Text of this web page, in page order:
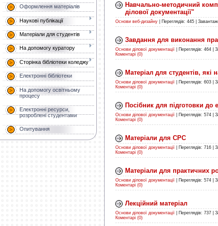
Оформлення матеріалів
Наукові публікації
Матеріали для студентів
На допомогу куратору
Сторінка бібліотеки коледжу
Електронні бібліотеки
На допомогу освітньому
процесу
Електронні ресурси,
розроблені студентами
Опитування
Навчально-методичний
ділової документації"
Основи веб-дизайну Переглядів: 445
Завдання для виконання
Основи ділової документації Переглядів: 464
Коментарі (0)
Матеріал для студентів,
Основи ділової документації Переглядів: 603
Коментарі (0)
Посібник для підготовки до
Основи ділової документації Переглядів: 574
Коментарі (0)
Матеріали для СРС
Основи ділової документації Переглядів: 716
Коментарі (0)
Матеріали для практичних
Основи ділової документації Переглядів: 574
Коментарі (0)
Лекційний матеріал
Основи ділової документації Переглядів: 737
Коментарі (0)